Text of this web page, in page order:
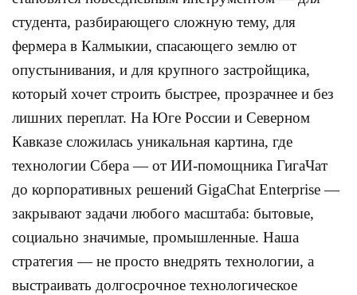
студента, разбирающего сложную тему, для
фермера в Калмыкии, спасающего землю от
опустынивания, и для крупного застройщика,
который хочет строить быстрее, прозрачнее и без
лишних переплат. На Юге России и Северном
Кавказе сложилась уникальная картина, где
технологии Сбера — от ИИ-помощника ГигаЧат
до корпоративных решений GigaChat Enterprise —
закрывают задачи любого масштаба: бытовые,
социально значимые, промышленные. Наша
стратегия — не просто внедрять технологии, а
выстраивать долгосрочное технологическое